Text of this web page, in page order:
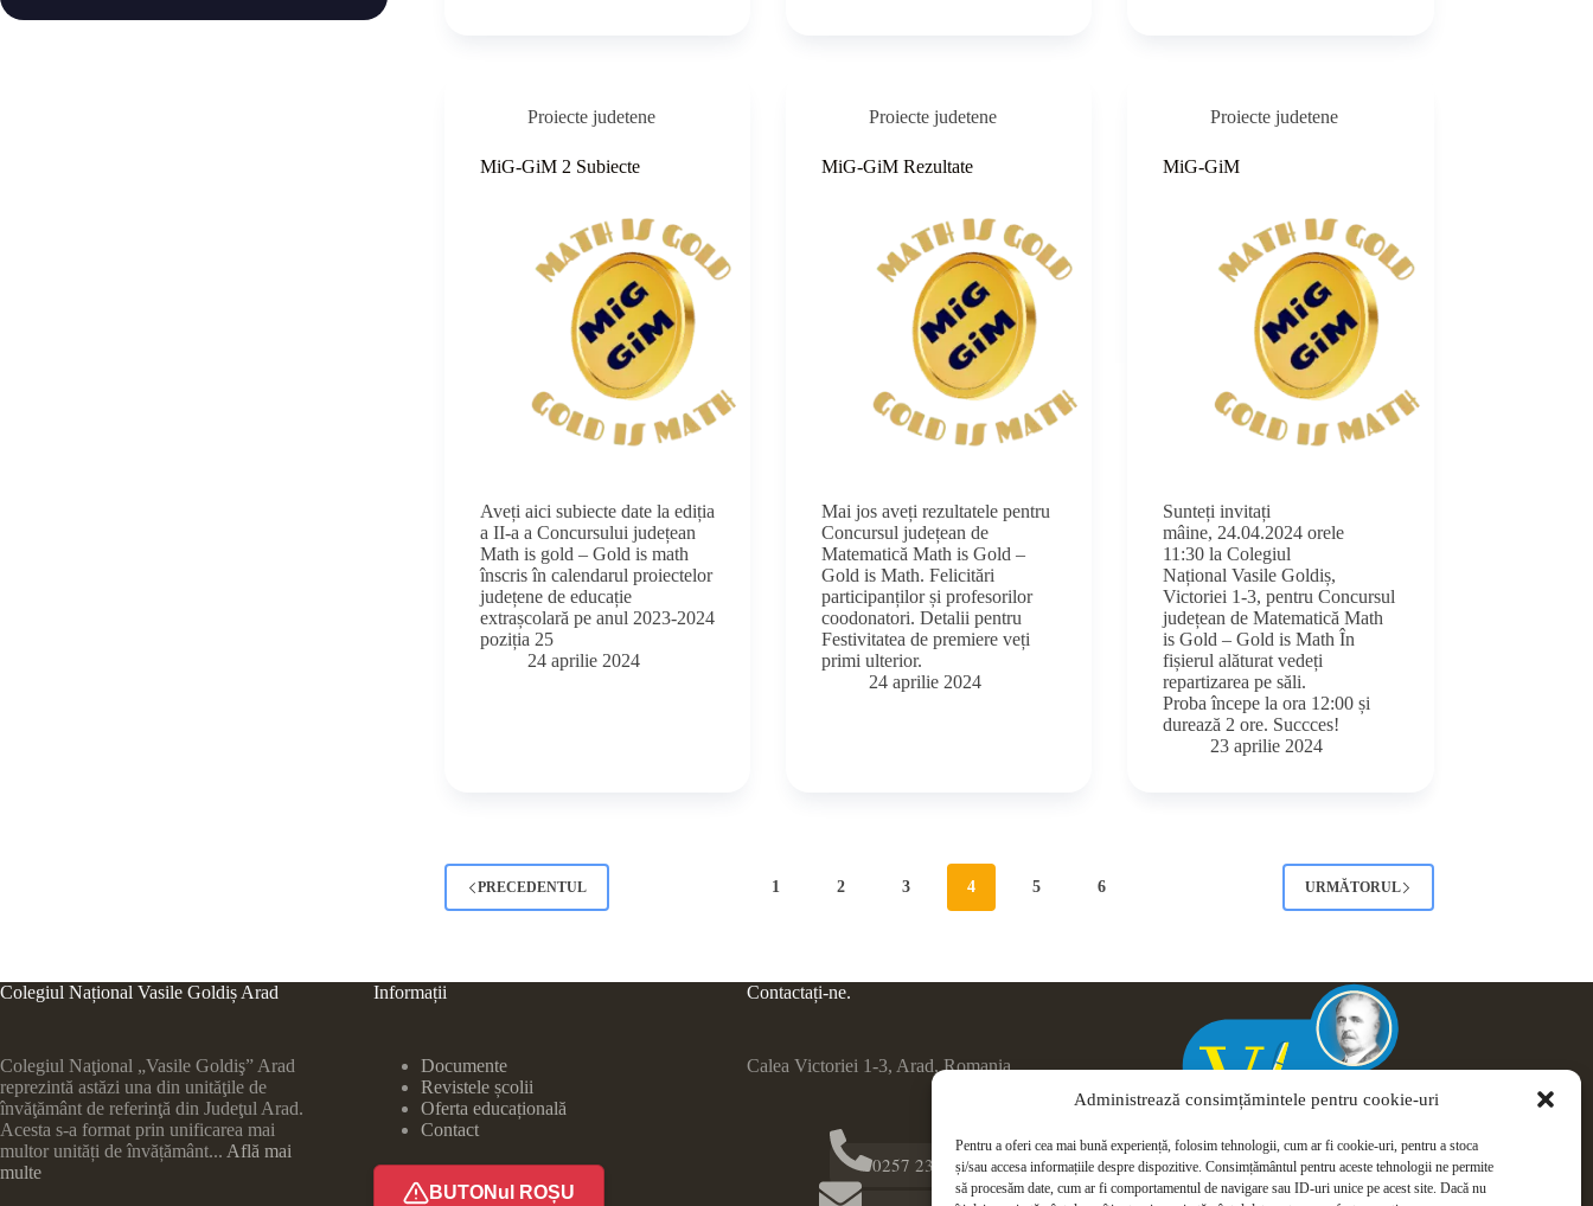
Administrează consimțămintele pentru cookie-uri
Pentru a oferi cea mai bună experiență, folosim tehnologii, cum ar fi cookie-uri, pentru a stoca
și/sau accesa informațiile despre dispozitive. Consimțământul pentru aceste tehnologii ne permite
să procesăm date, cum ar fi comportamentul de navigare sau ID-uri unice pe acest site. Dacă nu
Proiecte judetene
MiG-GiM 2 Subiecte
Aveți aici subiecte date la ediția
a II-a a Concursului județean
Math is gold – Gold is math
înscris în calendarul proiectelor
județene de educație
extrașcolară pe anul 2023-2024
poziția 25
24 aprilie 2024
Proiecte judetene
MiG-GiM Rezultate
Mai jos aveți rezultatele pentru
Concursul județean de
Matematică Math is Gold –
Gold is Math. Felicitări
participanților și profesorilor
coodonatori. Detalii pentru
Festivitatea de premiere veți
primi ulterior.
24 aprilie 2024
Proiecte judetene
MiG-GiM
Sunteți invitați
mâine, 24.04.2024 orele
11:30 la Colegiul
Național Vasile Goldiș,
Victoriei 1-3, pentru Concursul
județean de Matematică Math
is Gold – Gold is Math În
fișierul alăturat vedeți
repartizarea pe săli.
Proba începe la ora 12:00 și
durează 2 ore. Succces!
23 aprilie 2024
PRECEDENTUL 1 2 3 4 5 6 URMĂTORUL
Colegiul Național Vasile Goldiș Arad
Colegiul Naţional „Vasile Goldiş” Arad
reprezintă astăzi una din unităţile de
învăţământ de referinţă din Judeţul Arad.
Acesta s-a format prin unificarea mai
multor unități de învățământ... Află mai
multe
Informații
Documente
Revistele școlii
Oferta educațională
Contact
BUTONul ROȘU
Contactați-ne.
Calea Victoriei 1-3, Arad, Romania
0257 231 726